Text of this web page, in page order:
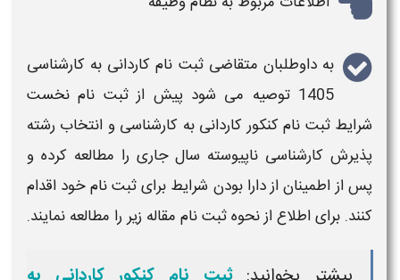
به داوطلبان متقاضی ثبت نام کاردانی به کارشناسی
1405 توصیه می شود پیش ازثبت نامنخست
شرایطثبت نام کنکور کاردانی به کارشناسی و انتخاب رشته
پذیرش کارشناسی ناپیوسته سال جاری را مطالعه کرده و
پس از اطمینان از دارا بودن شرایط برای ثبت نامخود اقدام
کنند. برای اطلاع از نحوهثبت نام مقاله زیر را مطالعه نمایند.